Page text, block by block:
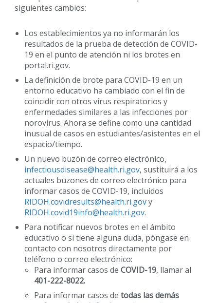
siguientes cambios:
Los establecimientos ya no informarán los
resultados de la prueba de detección de COVID-
19 en el punto de atención ni los brotes en
portal.ri.gov.
La definición de brote para COVID-19 en un
entorno educativo ha cambiado con el fin de
coincidir con otros virus respiratorios y
enfermedades similares a las infecciones por
norovirus. Ahora se define como una cantidad
inusual de casos en estudiantes/asistentes en el
espacio/tiempo.
Un nuevo buzón de correo electrónico,
infectiousdisease@health.ri.gov, sustituirá a los
actuales buzones de correo electrónico para
informar casos de COVID-19, incluidos
RIDOH.covidresults@health.ri.govy
RIDOH.covid19info@health.ri.gov.
Para notificar nuevos brotes en el ámbito
educativo o si tiene alguna duda, póngase en
contacto con nosotros directamente por
teléfono o correo electrónico:
Para informar casos de COVID-19, llamar al
401-222-8022.
Para informar casos de todas las demás